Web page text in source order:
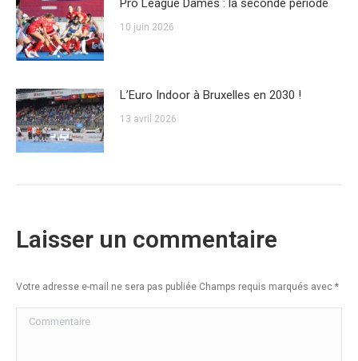
Pro League Dames : la seconde période
10 juin 2026
L’Euro Indoor à Bruxelles en 2030 !
13 avril 2026
Laisser un commentaire
Votre adresse e-mail ne sera pas publiée Champs requis marqués avec *
Commentaire